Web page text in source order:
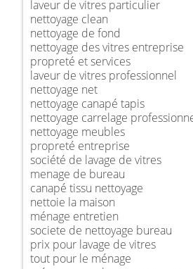
laveur de vitres particulier
nettoyage clean
nettoyage de fond
nettoyage des vitres entreprise
propreté et services
laveur de vitres professionnel
nettoyage net
nettoyage canapé tapis
nettoyage carrelage
nettoyage meubles
propreté entreprise
société de lavage de vitres
menage de bureau
canapé tissu nettoyage
nettoie la maison
ménage entretien
societe de nettoyage bureau
prix pour lavage de vitres
tout pour le ménage